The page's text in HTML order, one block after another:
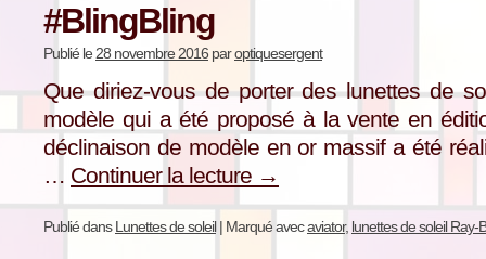
#BlingBling
Publié le 28 novembre 2016 paroptiquesergent
Que diriez-vous de porter des lunettes de
modèle qui a été proposé à la vente en
déclinaison de modèle en or massif a été
… Continuer la lecture →
Publié dans Lunettes de soleil | Marqué avecaviator, lunettes de soleil Ray-